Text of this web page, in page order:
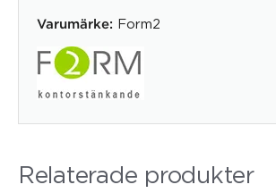
Varumärke: Form2
Relaterade produkter